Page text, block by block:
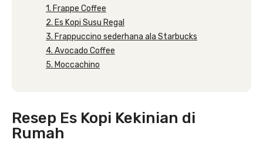
1. Frappe Coffee
2. Es Kopi Susu Regal
3. Frappuccino sederhana ala Starbucks
4. Avocado Coffee
5. Moccachino
Resep Es Kopi Kekinian di
Rumah